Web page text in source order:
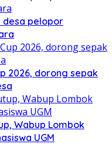
desa pelopor
2026, dorong sepak
Wabup Lombok
UGM